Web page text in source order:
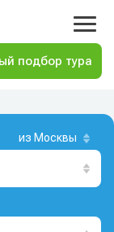
из Москвы